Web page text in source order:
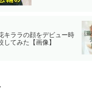
キララの顔をデビュー時
してみた【画像】